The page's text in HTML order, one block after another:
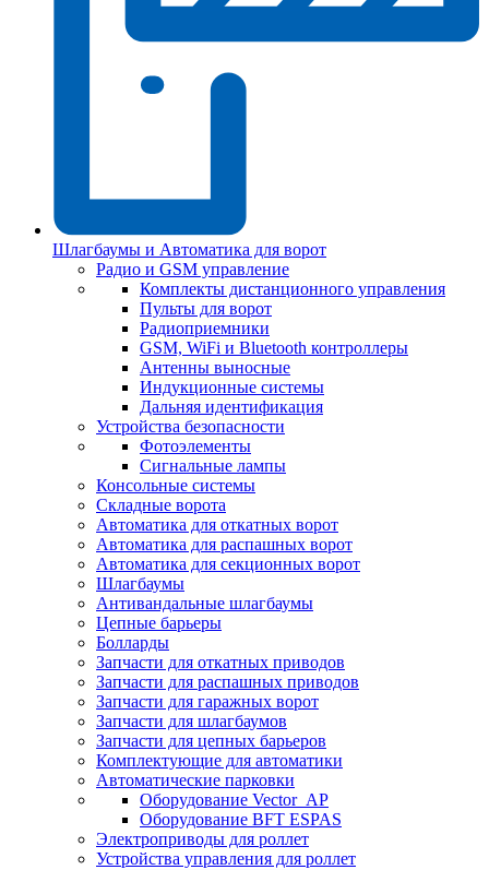
Шлагбаумы и Автоматика для ворот
Радио и GSM управление
Комплекты дистанционного управления
Пульты для ворот
Радиоприемники
GSM, WiFi и Bluetooth контроллеры
Антенны выносные
Индукционные системы
Дальняя идентификация
Устройства безопасности
Фотоэлементы
Сигнальные лампы
Консольные системы
Складные ворота
Автоматика для откатных ворот
Автоматика для распашных ворот
Автоматика для секционных ворот
Шлагбаумы
Антивандальные шлагбаумы
Цепные барьеры
Болларды
Запчасти для откатных приводов
Запчасти для распашных приводов
Запчасти для гаражных ворот
Запчасти для шлагбаумов
Запчасти для цепных барьеров
Комплектующие для автоматики
Автоматические парковки
Оборудование Vector_AP
Оборудование BFT ESPAS
Электроприводы для роллет
Устройства управления для роллет